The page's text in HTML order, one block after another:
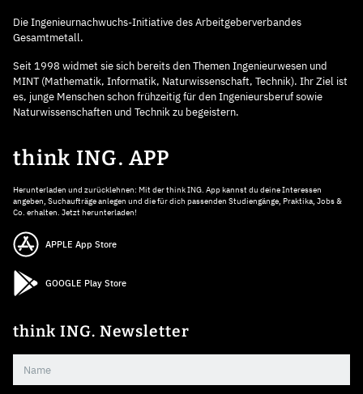
Die Ingenieurnachwuchs-Initiative des Arbeitgeberverbandes
Gesamtmetall.
Seit 1998 widmet sie sich bereits den Themen Ingenieurwesen und
MINT (Mathematik, Informatik, Naturwissenschaft, Technik). Ihr Ziel ist
es, junge Menschen schon frühzeitig für den Ingenieursberuf sowie
Naturwissenschaften und Technik zu begeistern.
think ING. APP
Herunterladen und zurücklehnen: Mit der think ING. App kannst du deine Interessen
angeben, Suchaufträge anlegen und die für dich passenden Studiengänge, Praktika, Jobs &
Co. erhalten. Jetzt herunterladen!
APPLE App Store
GOOGLE Play Store
think ING. Newsletter